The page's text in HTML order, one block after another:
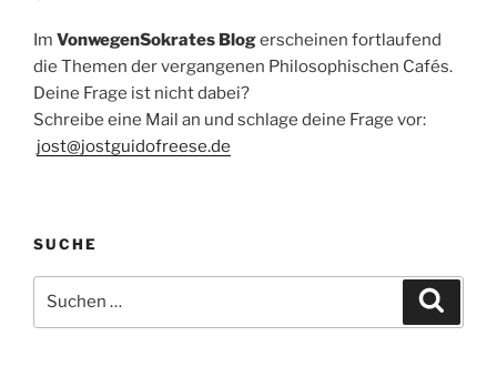
Im VonwegenSokrates Blogerscheinen fortlaufend
die Themen der vergangenen Philosophischen Cafés.
Deine Frage ist nicht dabei?
Schreibe eine Mail an und schlage deine Frage vor:
jost@jostguidofreese.de
SUCHE
nach: